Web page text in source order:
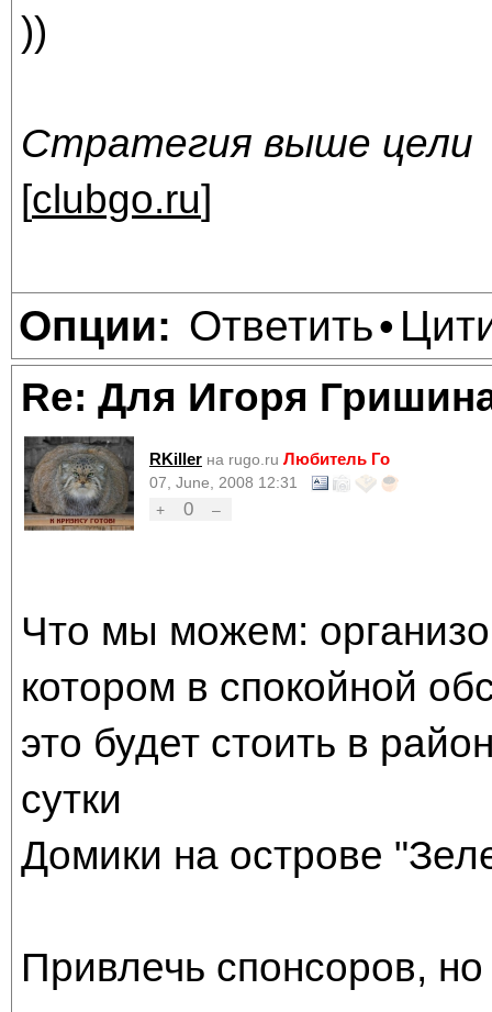
))
Стратегия выше цели
[clubgo.ru]
Опции: Ответить•
Re: Для Игоря
RKiller на rugo.ru Любитель Го
07, June, 2008 12:31
+
0 –
Что мы можем:
котором в спокойной
это будет стоить в
сутки
Домики на острове
Привлечь спонсоров,